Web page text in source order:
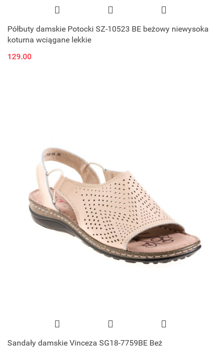
Półbuty damskie Potocki SZ-10523 BE beżowy niewysoka
koturna wciągane lekkie
129.00
Sandały damskie Vinceza SG18-7759BE Beż